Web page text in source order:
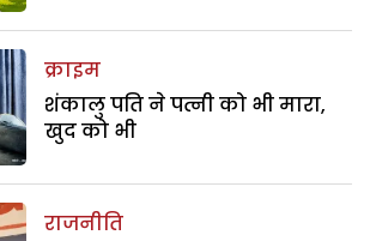
क्राइम
शंकालु पति ने पत्नी को भी मारा,
खुद को भी
राजनीति